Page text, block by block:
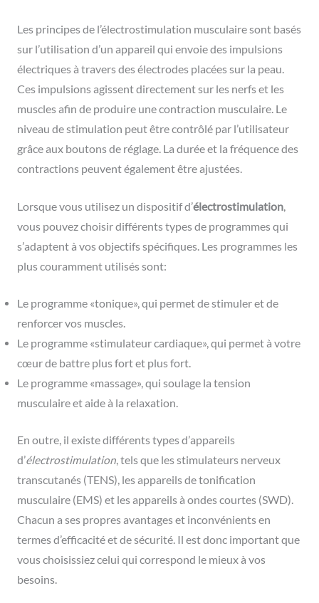
Les principes de l’électrostimulation musculaire sont basés
sur l’utilisation d’un appareil qui envoie des impulsions
électriques à travers des électrodes placées sur la peau.
Ces impulsions agissent directement sur les nerfs et les
muscles afin de produire une contraction musculaire. Le
niveau de stimulation peut être contrôlé par l’utilisateur
grâce aux boutons de réglage. La durée et la fréquence des
contractions peuvent également être ajustées.
Lorsque vous utilisez un dispositif d’électrostimulation,
vous pouvez choisir différents types de programmes qui
s’adaptent à vos objectifs spécifiques. Les programmes les
plus couramment utilisés sont:
Le programme «tonique», qui permet de stimuler et de
renforcer vos muscles.
Le programme «stimulateur cardiaque», qui permet à votre
cœur de battre plus fort et plus fort.
Le programme «massage», qui soulage la tension
musculaire et aide à la relaxation.
En outre, il existe différents types d’appareils
d’électrostimulation, tels que les stimulateurs nerveux
transcutanés (TENS), les appareils de tonification
musculaire (EMS) et les appareils à ondes courtes (SWD).
Chacun a ses propres avantages et inconvénients en
termes d’efficacité et de sécurité. Il est donc important que
vous choisissiez celui qui correspond le mieux à vos
besoins.